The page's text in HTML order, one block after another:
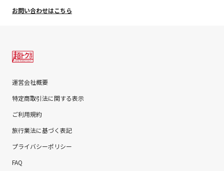
お問い合わせはこちら
運営会社概要
特定商取引法に関する表示
ご利用規約
旅行業法に基づく表記
プライバシーポリシー
FAQ